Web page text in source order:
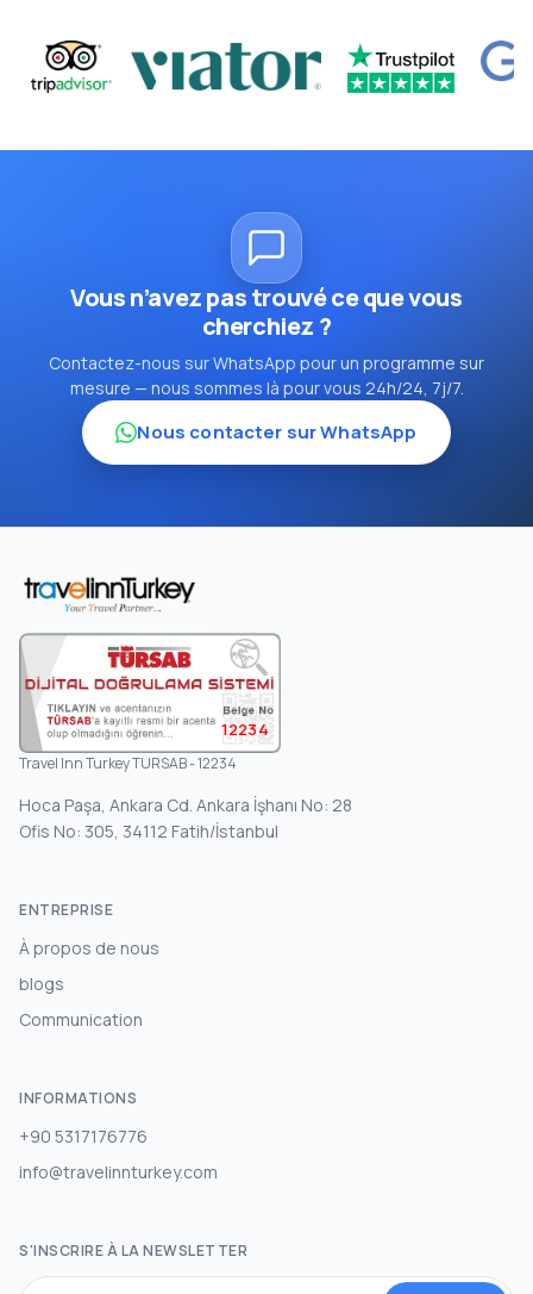
Vous n’avez pas trouvé ce que vous
cherchiez ?
Contactez-nous sur WhatsApp pour un programme sur
mesure — nous sommes là pour vous 24h/24, 7j/7.
Nous contacter sur WhatsApp
12234
Travel Inn Turkey TURSAB - 12234
Hoca Paşa, Ankara Cd. Ankara İşhanı No: 28
Ofis No: 305, 34112 Fatih/İstanbul
ENTREPRISE
À propos de nous
blogs
Communication
INFORMATIONS
+90 5317176776
info@travelinnturkey.com
S'INSCRIRE À LA NEWSLETTER